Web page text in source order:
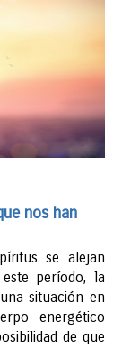
nos han
se alejan
período, la
situación en
energético
de que